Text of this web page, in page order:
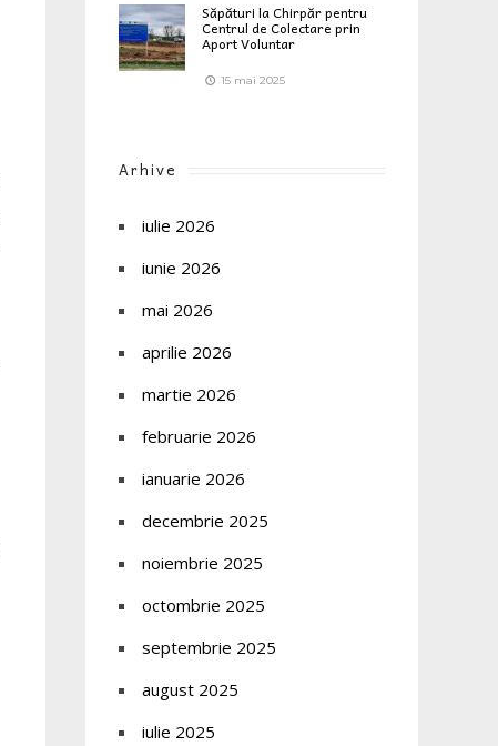
Săpături la Chirpăr pentru
Centrul de Colectare prin
Aport Voluntar
15 mai 2025
Arhive
iulie 2026
iunie 2026
mai 2026
aprilie 2026
martie 2026
februarie 2026
ianuarie 2026
decembrie 2025
noiembrie 2025
octombrie 2025
septembrie 2025
august 2025
iulie 2025